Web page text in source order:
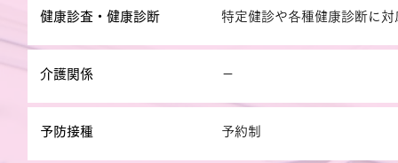
健康診査・健康診断 特定健診や各種健康診断に
介護関係 －
予防接種 予約制